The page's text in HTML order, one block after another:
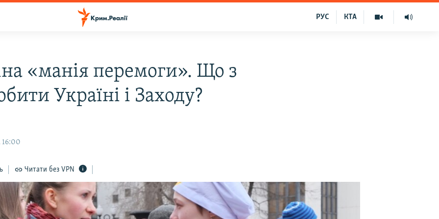
КТА
РУС
«манія перемоги». Що з
Україні і Заходу?
16:00
Читати без VPN